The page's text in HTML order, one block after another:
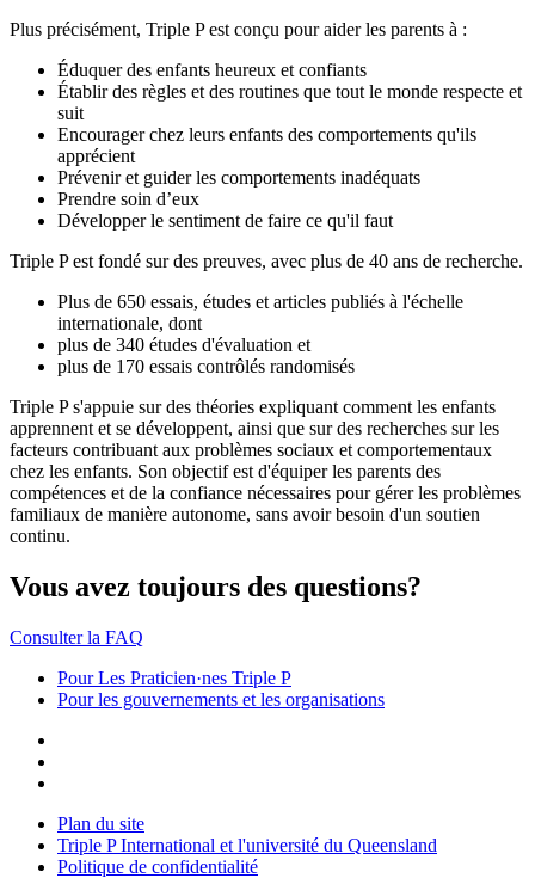
Plus précisément, Triple P est conçu pour aider les parents à :
Éduquer des enfants heureux et confiants
Établir des règles et des routines que tout le monde respecte et
suit
Encourager chez leurs enfants des comportements qu'ils
apprécient
Prévenir et guider les comportements inadéquats
Prendre soin d’eux
Développer le sentiment de faire ce qu'il faut
Triple P est fondé sur des preuves, avec plus de 40 ans de recherche.
Plus de 650 essais, études et articles publiés à l'échelle
internationale, dont
plus de 340 études d'évaluation et
plus de 170 essais contrôlés randomisés
Triple P s'appuie sur des théories expliquant comment les enfants
apprennent et se développent, ainsi que sur des recherches sur les
facteurs contribuant aux problèmes sociaux et comportementaux
chez les enfants. Son objectif est d'équiper les parents des
compétences et de la confiance nécessaires pour gérer les problèmes
familiaux de manière autonome, sans avoir besoin d'un soutien
continu.
Vous avez toujours des questions?
Consulter la FAQ
Pour Les Praticien·nes Triple P
Pour les gouvernements et les organisations
Plan du site
Triple P International et l'université du Queensland
Politique de confidentialité